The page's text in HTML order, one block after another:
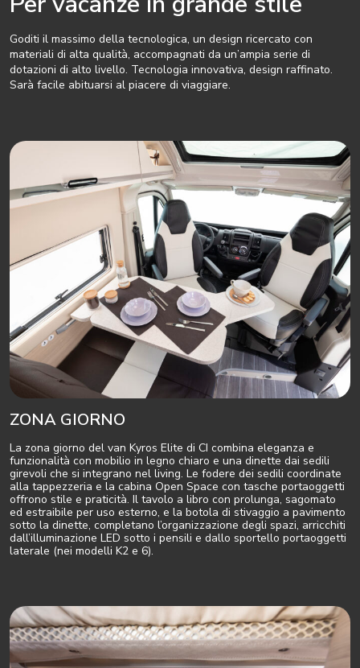
Goditi il massimo della tecnologica, un design ricercato con
materiali di alta qualità, accompagnati da un’ampia serie di
dotazioni di alto livello. Tecnologia innovativa, design raffinato.
Sarà facile abituarsi al piacere di viaggiare.
ZONA GIORNO
La zona giorno del van Kyros Elite di CI combina eleganza e
funzionalità con mobilio in legno chiaro e una dinette dai sedili
girevoli che si integrano nel living. Le fodere dei sedili coordinate
alla tappezzeria e la cabina Open Space con tasche portaoggetti
offrono stile e praticità. Il tavolo a libro con prolunga, sagomato
ed estraibile per uso esterno, e la botola di stivaggio a pavimento
sotto la dinette, completano l’organizzazione degli spazi, arricchiti
dall’illuminazione LED sotto i pensili e dallo sportello portaoggetti
laterale (nei modelli K2 e 6).